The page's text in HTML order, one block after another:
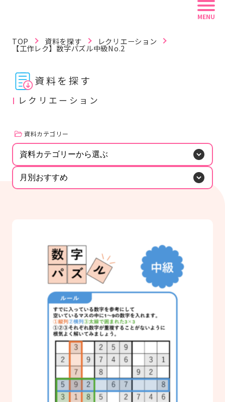
MENU
記事を読む
リフレ白書
キーワードから探す
#認知症
#ぬりえ
#外国語対応
#排便
#経営者向け
#現場向け
ログイン
管理者用メニュー
カタログ・使い方ガイド
利用規約 お問い合わせ
資料を探す
レクリエーション
TOP 資料を探す レクリエーション
【工作レク】数字パズル中級No.2
資料カテゴリー
資料カテゴリーから選ぶ
月別おすすめ